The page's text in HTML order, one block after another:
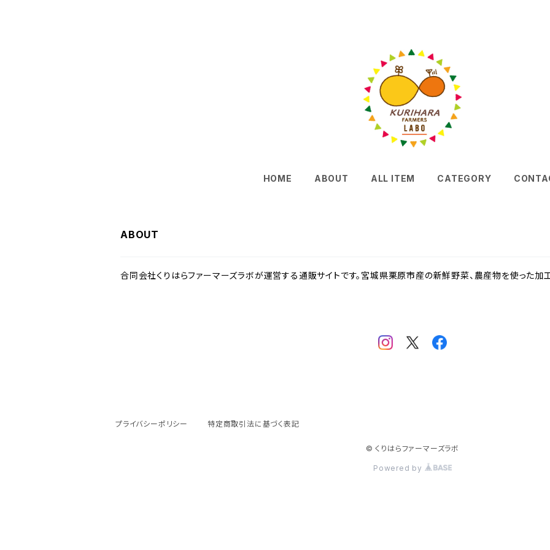
HOME ABOUT ALL ITEM CATEGORY
ABOUT
合同会社くりはらファーマーズラボが運営する通販サイトです。宮城県栗原市産の新鮮野菜、農産物を使った加
プライバシーポリシー 特定商取引法に基づく表記
© くりはらファーマーズラボ
Powered by